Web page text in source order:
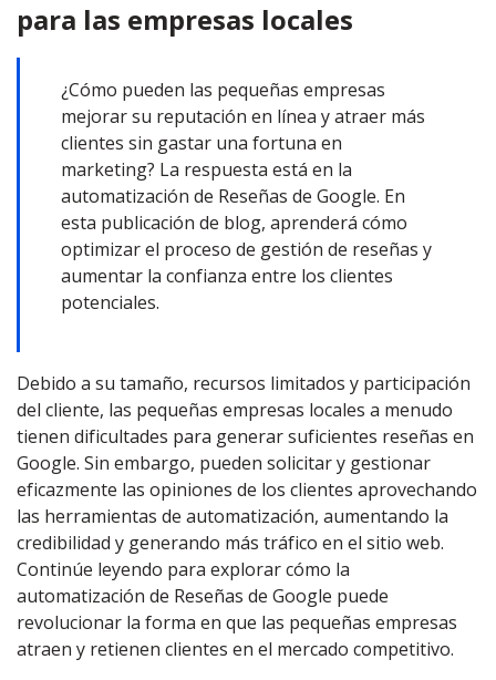
para las empresas locales
¿Cómo pueden las pequeñas empresas
mejorar su reputación en línea y atraer más
clientes sin gastar una fortuna en
marketing? La respuesta está en la
automatización de Reseñas de Google. En
esta publicación de blog, aprenderá cómo
optimizar el proceso de gestión de reseñas y
aumentar la confianza entre los clientes
potenciales.
Debido a su tamaño, recursos limitados y participación
del cliente, las pequeñas empresas locales a menudo
tienen dificultades para generar suficientes reseñas en
Google. Sin embargo, pueden solicitar y gestionar
eficazmente las opiniones de los clientes aprovechando
las herramientas de automatización, aumentando la
credibilidad y generando más tráfico en el sitio web.
Continúe leyendo para explorar cómo la
automatización de Reseñas de Google puede
revolucionar la forma en que las pequeñas empresas
atraen y retienen clientes en el mercado competitivo.